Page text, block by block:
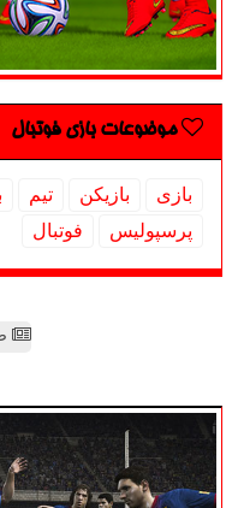
موضوعات بازی فوتبال
بازی بازیكن تیم
پرسپولیس
فوتبال